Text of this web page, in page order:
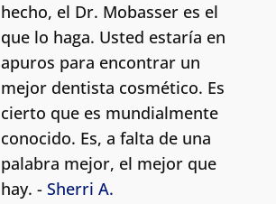
hecho, el Dr. Mobasser es el
que lo haga. Usted estaría en
apuros para encontrar un
mejor dentista cosmético. Es
cierto que es mundialmente
conocido. Es, a falta de una
palabra mejor, el mejor que
hay. - Sherri A.